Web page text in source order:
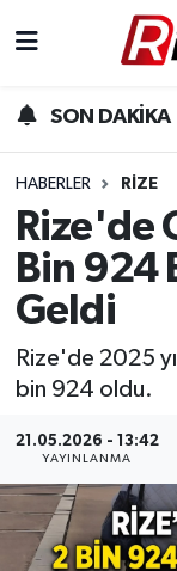
SON DAKİKA
HABERLER RIZE
Rize'de
Bin 924
Geldi
Rize'de 2025
bin 924 oldu.
21.05.2026 - 13:42
YAYINLANMA
Gündem
Yurttan
Ekonomi
Sağlık
Rize Hava
Rize Trafik
Süper Lig
Son Dakika
Haber Arşivi